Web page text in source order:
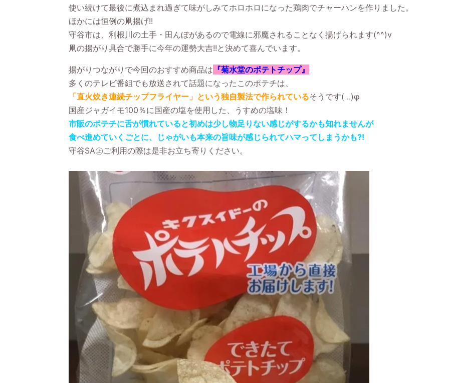
使い続けて最後に煮込まれ過ぎて味がしみてホロホロになった鶏肉でチャーハンを作りました。
ほかには恒例の凧揚げ!!
守谷市は、利根川の土手・田んぼがあるので電線に邪魔されることなく揚げられます(^^)v
凧の揚がり具合で勝手に今年の運勢大吉!!と決めて喜んでいます。
揚がりつながりで今回のおすすめ商品は 『菊水堂のポテトチップ』
多くのテレビ番組でも放送されて話題になったこのポテチは、
「直火炊き連続チップフライヤー」という独自製法で作られているそうです( ..)φ
国産ジャガイモ100 ％に国産の塩を使用した、うすめの塩味！
市販のポテチに舌が慣れていると初めは少し物足りない感じがするかも知れませんが
食べ進めていくごとに、じゃがいも本来の旨味が感じられてハマってしまうかも?!
守谷SA㊤ご利用の際は是非お立ち寄りください。